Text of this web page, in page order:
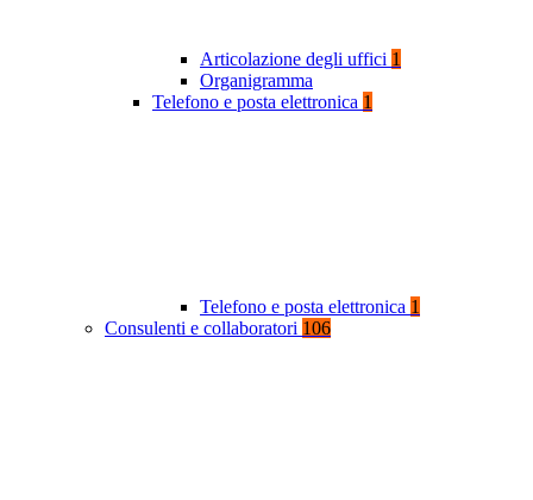
Articolazione degli uffici 1
Organigramma
Telefono e posta elettronica 1
Telefono e posta elettronica 1
Consulenti e collaboratori 106